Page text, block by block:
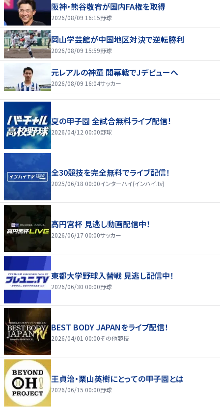
阪神・熊谷敬宥が国内FA権を取得
2026/08/09 16:15野球
岡山学芸館が中国地区対決で逆転勝利
2026/08/09 15:59野球
元レアルの神童 開幕戦でJデビューへ
2026/08/09 16:04サッカー
夏の甲子園 全試合無料ライブ配信！
2026/04/12 00:00野球
全30競技を完全無料でライブ配信！
2025/06/18 00:00インターハイ(インハイ.tv)
高円宮杯 見逃し動画配信中！
2026/06/17 00:00サッカー
東都大学野球入替戦 見逃し配信中！
2026/06/30 00:00野球
BEST BODY JAPANをライブ配信！
2026/04/01 00:00その他競技
王貞治・栗山英樹にとっての甲子園とは
2026/06/15 00:00野球